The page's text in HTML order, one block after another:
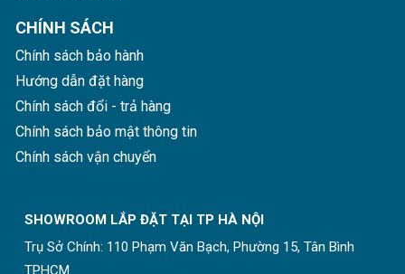
CHÍNH SÁCH
Chính sách bảo hành
Hướng dẫn đặt hàng
Chính sách đổi - trả hàng
Chính sách bảo mật thông tin
Chính sách vận chuyển
SHOWROOM LẮP ĐẶT TẠI TP HÀ NỘI
Trụ Sở Chính: 110 Phạm Văn Bạch, Phường 15, Tân Bình
TPHCM